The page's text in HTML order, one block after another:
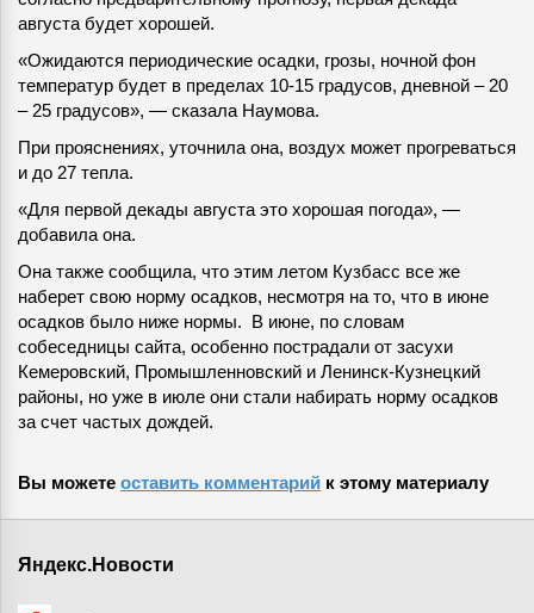
августа будет хорошей.
«Ожидаются периодические осадки, грозы, ночной фон
температур будет в пределах 10-15 градусов, дневной – 20
– 25 градусов», — сказала Наумова.
При прояснениях, уточнила она, воздух может прогреваться
и до 27 тепла.
«Для первой декады августа это хорошая погода», —
добавила она.
Она также сообщила, что этим летом Кузбасс все же
наберет свою норму осадков, несмотря на то, что в июне
осадков было ниже нормы. В июне, по словам
собеседницы сайта, особенно пострадали от засухи
Кемеровский, Промышленновский и Ленинск-Кузнецкий
районы, но уже в июле они стали набирать норму осадков
за счет частых дождей.
Вы можете оставить комментарий к этому материалу
Яндекс.Новости